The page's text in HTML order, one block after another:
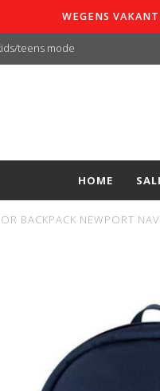
WEGENS
teens mode
HOME
BACKPACK NEWPORT